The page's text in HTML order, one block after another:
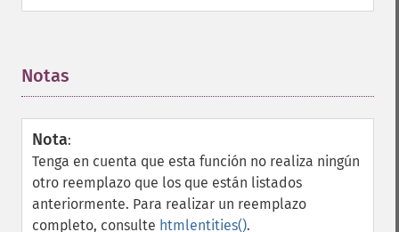
Notas
Nota:
Tenga en cuenta que esta función no realiza ningún
otro reemplazo que los que están listados
anteriormente. Para realizar un reemplazo
completo, consulte htmlentities().